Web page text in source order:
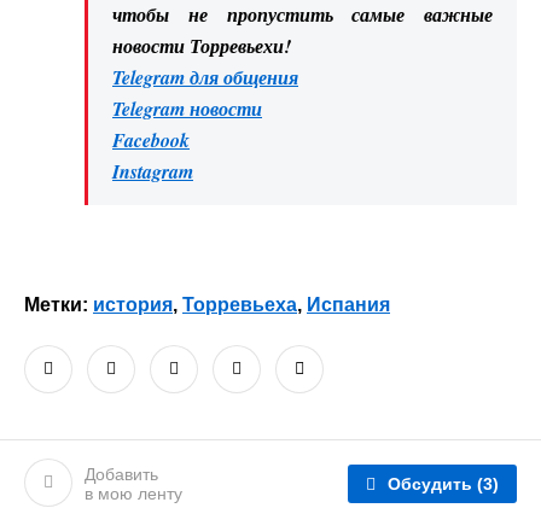
чтобы не пропустить самые важные
новости Торревьехи!
Telegram для общения
Telegram новости
Facebook
Instagram
Метки: история, Торревьеха, Испания
Добавить
в мою ленту
Обсудить (3)